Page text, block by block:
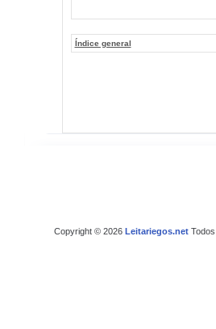
Índice general
Copyright © 2026 Leitariegos.netTodos